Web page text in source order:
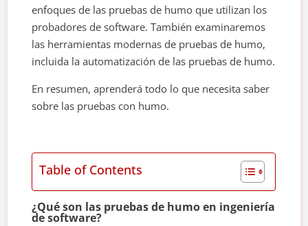
enfoques de las pruebas de humo que utilizan los
probadores de software. También examinaremos
las herramientas modernas de pruebas de humo,
incluida la automatización de las pruebas de humo.
En resumen, aprenderá todo lo que necesita saber
sobre las pruebas con humo.
Table of Contents
¿Qué son las pruebas de humo en ingeniería
de software?